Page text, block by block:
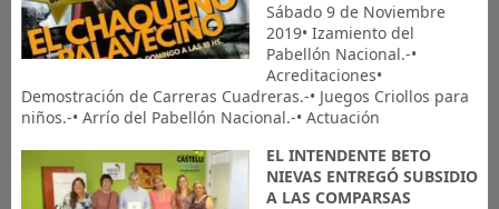
Sábado 9 de Noviembre
2019• Izamiento del
Pabellón Nacional.-•
Acreditaciones•
Demostración de Carreras Cuadreras.-• Juegos Criollos para
niños.-• Arrío del Pabellón Nacional.-• Actuación
EL INTENDENTE BETO
NIEVAS ENTREGÓ SUBSIDIO
A LAS COMPARSAS